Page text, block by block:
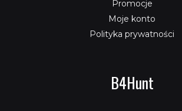
Promocje
Moje konto
Polityka prywatności
B4Hunt